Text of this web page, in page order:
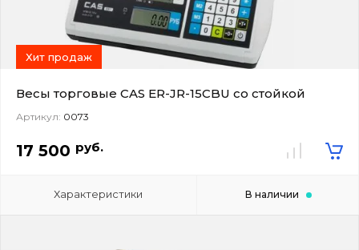
Хит продаж
Весы торговые CAS ER-JR-15CBU со стойкой
Артикул: 0073
17 500 руб.
Характеристики В наличии